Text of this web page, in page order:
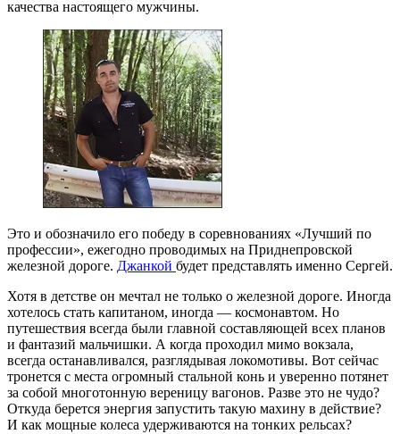
качества настоящего мужчины.
Это и обозначило его победу в соревнованиях «Лучший по
профессии», ежегодно проводимых на Приднепровской
железной дороге. Джанкой будет представлять именно Сергей.
Хотя в детстве он мечтал не только о железной дороге. Иногда
хотелось стать капитаном, иногда — космонавтом. Но
путешествия всегда были главной составляющей всех планов
и фантазий мальчишки. А когда проходил мимо вокзала,
всегда останавливался, разглядывая локомотивы. Вот сейчас
тронется с места огромный стальной конь и уверенно потянет
за собой многотонную вереницу вагонов. Разве это не чудо?
Откуда берется энергия запустить такую махину в действие?
И как мощные колеса удерживаются на тонких рельсах?